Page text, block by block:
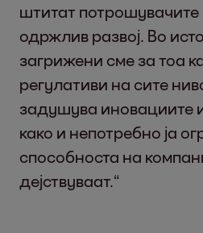
штитат
одржлив развој. Во
загрижени сме за тоа
регулативи на сите
задушува иновациите
како и непотребно ја
способноста на
дејствуваат.“